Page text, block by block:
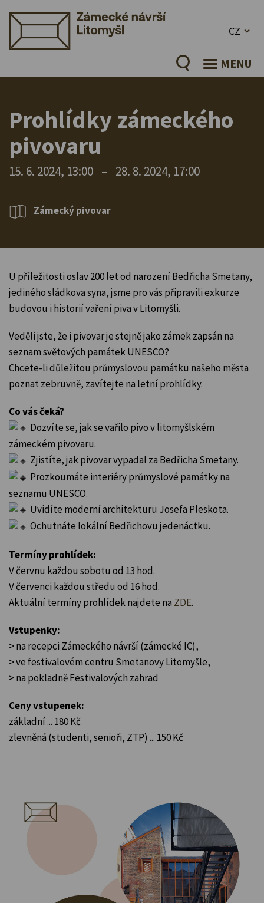
CZ
MENU
Prohlídky zámeckého
pivovaru
15. 6. 2024, 13:00 – 28. 8. 2024, 17:00
Zámecký pivovar
U příležitosti oslav 200 let od narození Bedřicha Smetany,
jediného sládkova syna, jsme pro vás připravili exkurze
budovou i historií vaření piva v Litomyšli.
Veděli jste, že i pivovar je stejně jako zámek zapsán na
seznam světových památek UNESCO?
Chcete-li důležitou průmyslovou památku našeho města
poznat zebruvně, zavítejte na letní prohlídky.
Co vás čeká?
Dozvíte se, jak se vařilo pivo v litomyšlském
zámeckém pivovaru.
Zjistíte, jak pivovar vypadal za Bedřicha Smetany.
Prozkoumáte interiéry průmyslové památky na
seznamu UNESCO.
Uvidíte moderní architekturu Josefa Pleskota.
Ochutnáte lokální Bedřichovu jedenáctku.
Termíny prohlídek:
V červnu každou sobotu od 13 hod.
V červenci každou středu od 16 hod.
Aktuální termíny prohlídek najdete na ZDE.
Vstupenky:
> na recepci Zámeckého návrší (zámecké IC),
> ve festivalovém centru Smetanovy Litomyšle,
> na pokladně Festivalových zahrad
Ceny vstupenek:
základní ... 180 Kč
zlevněná (studenti, senioři, ZTP) ... 150 Kč